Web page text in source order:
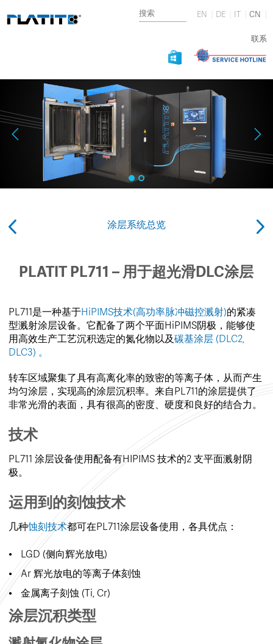
EN DE IT CN
联系
涂层系统总览
PLATIT PL711 – 用于超光滑DLC涂层
PL711是一种基于HiPIMS技术(高功率脉冲磁控溅射)的紧凑
型溅射涂层设备。它配备了两个平面HiPIMS阴极，能够使
用高效生产工艺沉积选定的氮化物以及碳基涂层 (DLC2,
DLC3) 。
转车区域聚集了具有高离化率的致密的等离子体，从而产生
均匀涂层，实现高的涂层沉积率。来自PL711的涂层提供了
非常光滑的表面，具有很高的密度、硬度和良好的结合力。
技术
PL711 涂层设备使用配备有HIPIMS 技术的2 支平面溅射阴
极。
运用到的刻蚀技术
几种蚀刻技术都可在PL711涂层设备使用，各具优点：
LGD (侧向辉光放电)
Ar 辉光放电的等离子体刻蚀
金属离子刻蚀 (Ti, Cr)
涂层沉积类型